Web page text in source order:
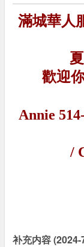
滿城華人
歡迎
Annie
/
补充内容